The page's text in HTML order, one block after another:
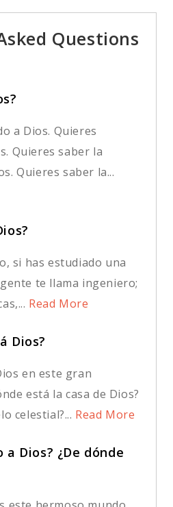
Questions
a Dios. Quieres
Quieres saber la
Quieres saber la...
si has estudiado una
te llama ingeniero;
Read More
Dios?
en este gran
está la casa de Dios?
celestial?... Read More
a Dios? ¿De dónde